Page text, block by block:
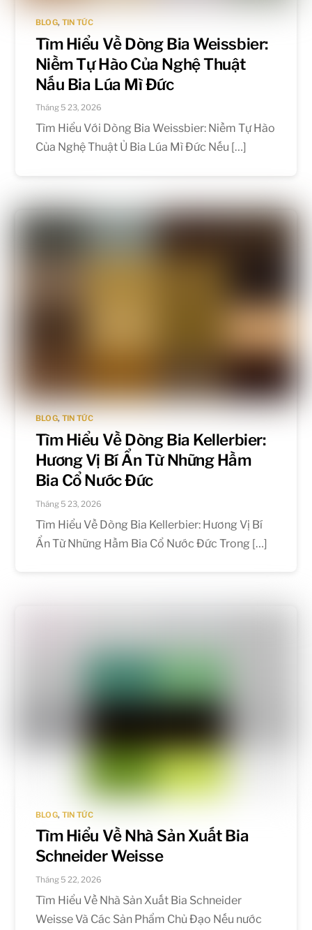
BLOG, TIN TỨC
Tìm Hiểu Về Dòng Bia Weissbier:
Niềm Tự Hào Của Nghệ Thuật
Nấu Bia Lúa Mì Đức
Tháng 5 23, 2026
Tìm Hiểu Với Dòng Bia Weissbier: Niềm Tự Hào
Của Nghệ Thuật Ủ Bia Lúa Mì Đức Nếu […]
BLOG, TIN TỨC
Tìm Hiểu Về Dòng Bia Kellerbier:
Hương Vị Bí Ẩn Từ Những Hầm
Bia Cổ Nước Đức
Tháng 5 23, 2026
Tìm Hiểu Về Dòng Bia Kellerbier: Hương Vị Bí
Ẩn Từ Những Hầm Bia Cổ Nước Đức Trong […]
BLOG, TIN TỨC
Tìm Hiểu Về Nhà Sản Xuất Bia
Schneider Weisse
Tháng 5 22, 2026
Tìm Hiểu Về Nhà Sản Xuất Bia Schneider
Weisse Và Các Sản Phẩm Chủ Đạo Nếu nước